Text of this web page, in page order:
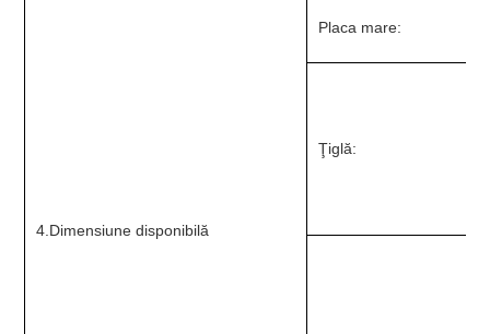
4.Dimensiune disponibilă
Placa mare:
Ţiglă: